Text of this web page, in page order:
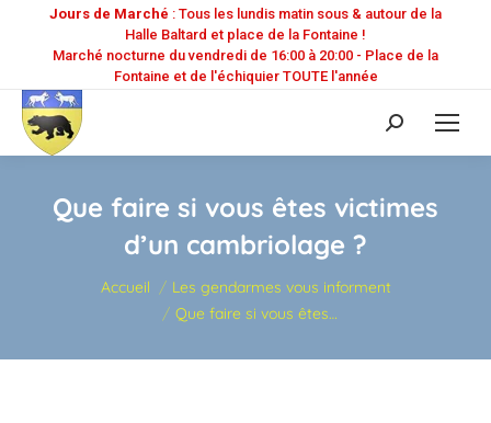
Jours de Marché : Tous les lundis matin sous & autour de la
Halle Baltard et place de la Fontaine !
Marché nocturne du vendredi de 16:00 à 20:00 - Place de la
Fontaine et de l'échiquier TOUTE l'année
Recherche
:
Que faire si vous êtes victimes
d’un cambriolage ?
Accueil
Les gendarmes vous informent
Que faire si vous êtes…